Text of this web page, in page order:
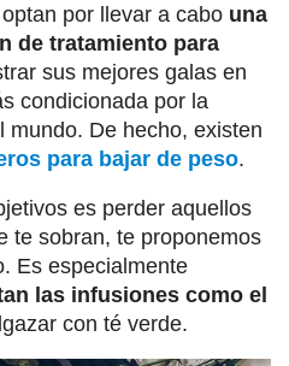
por llevar a cabo una
de tratamiento para
sus mejores galas en
condicionada por la
mundo. De hecho, existen
para bajar de peso.
es perder aquellos
te sobran, te proponemos
Es especialmente
las infusiones como el
con té verde.